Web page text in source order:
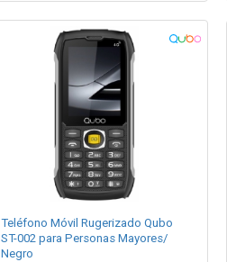
Teléfono Móvil Rugerizado Qubo
ST-002 para Personas Mayores/
Negro